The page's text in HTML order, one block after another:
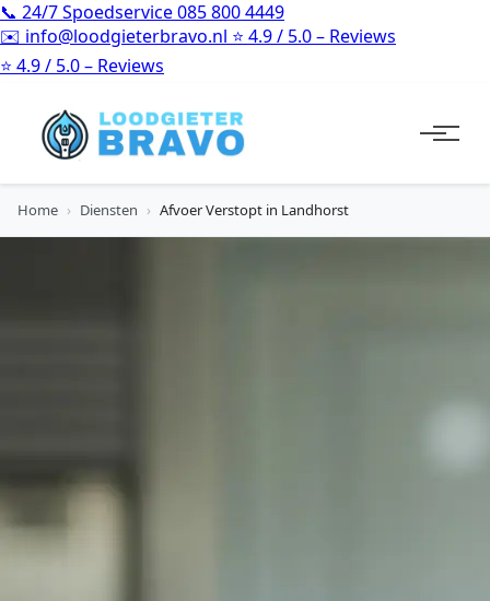
📞 24/7 Spoedservice085 800 4449
✉️ info@loodgieterbravo.nl ⭐ 4.9 / 5.0 – Reviews
⭐ 4.9 / 5.0 – Reviews
Home › Diensten › Afvoer Verstopt in Landhorst